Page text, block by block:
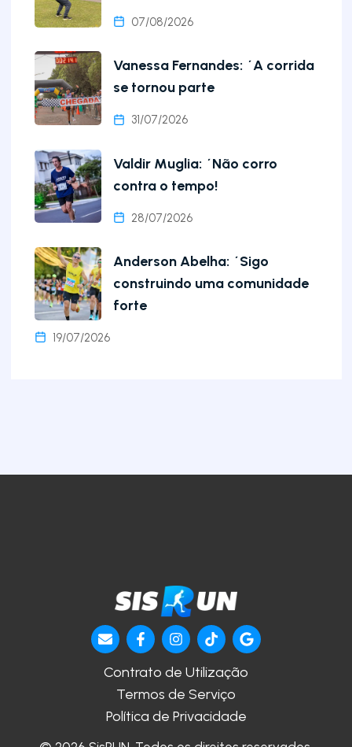
07/08/2026
Vanessa Fernandes: ´A corrida
se tornou parte
31/07/2026
Valdir Muglia: ´Não corro
contra o tempo!
28/07/2026
Anderson Abelha: ´Sigo
construindo uma comunidade
forte
19/07/2026
Contrato de Utilização
Termos de Serviço
Política de Privacidade